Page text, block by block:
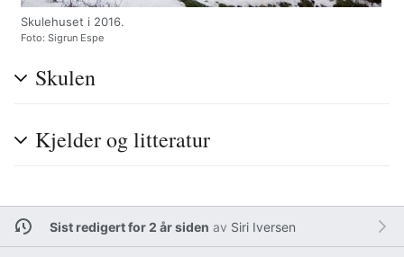
Skulehuset i 2016.
Foto: Sigrun Espe
Skulen
Kjelder og litteratur
Sist redigert for 2 år siden av Siri Iversen